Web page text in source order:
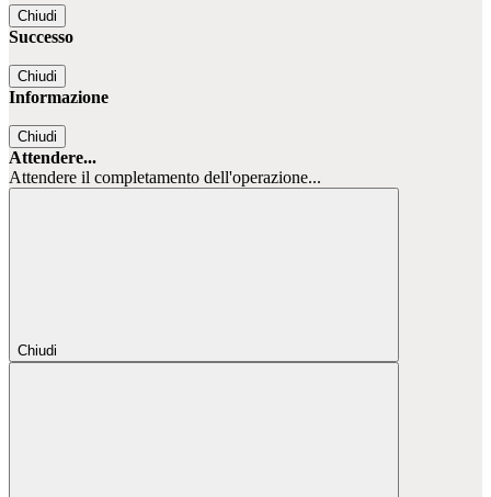
Chiudi
Successo
Chiudi
Informazione
Chiudi
Attendere...
Attendere il completamento dell'operazione...
Chiudi